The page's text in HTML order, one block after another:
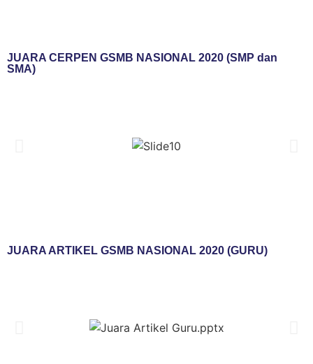
JUARA CERPEN GSMB NASIONAL 2020 (SMP dan
SMA)
JUARA ARTIKEL GSMB NASIONAL 2020 (GURU)